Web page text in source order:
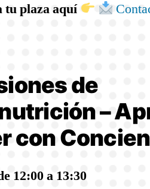
tu plaza aquí
de
–
con
12:00 a 13:30